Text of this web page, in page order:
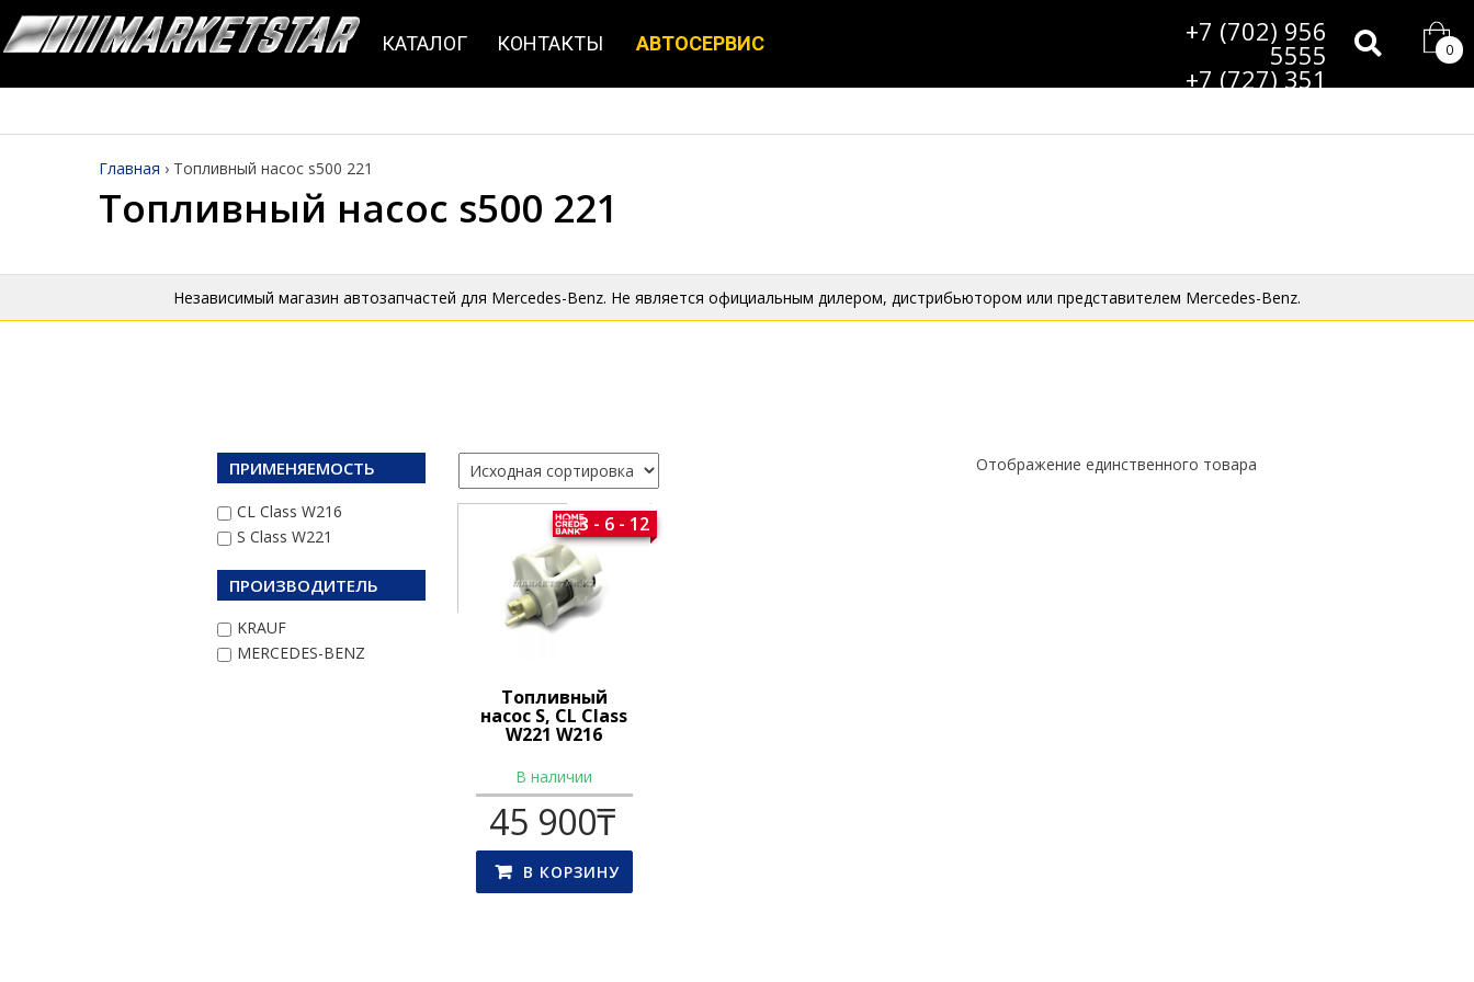
КАТАЛОГ КОНТАКТЫ АВТОСЕРВИС +7 (702) 956
5555
+7 (727) 351
Главная › Топливный насос s500 221
Топливный насос s500 221
Независимый магазин автозапчастей для Mercedes-Benz. Не является официальным дилером, дистрибьютором или представителем Mercedes-Benz.
ПРИМЕНЯЕМОСТЬ
CL Class W216
S Class W221
ПРОИЗВОДИТЕЛЬ
KRAUF
MERCEDES-BENZ
Отображение единственного товара
Топливный
насос S, CL Class
W221 W216
3 - 6 - 12
В наличии
45 900₸
В КОРЗИНУ
0